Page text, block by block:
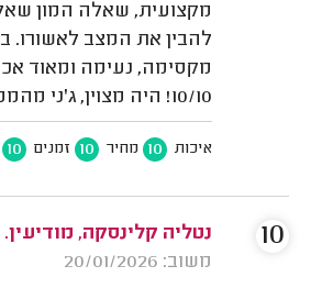
מקצועית, שאלה המון
להבין את המצב לאשורו.
מקסימה, נעימה ומאוד
10/10! היה מצוין, ג'ני מהממת. מומלץ!
איכות 10 מחיר 10 זמנים 10
נטליה קלינסקה, מודיעין.
משוב: 20/01/2026
10